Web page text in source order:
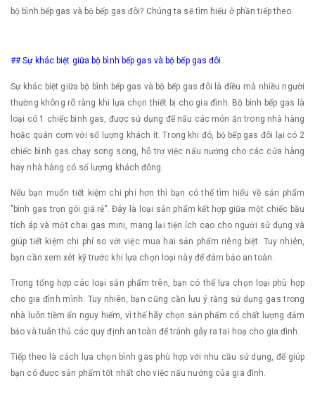
bộ bình bếp gas và bộ bếp gas đôi? Chúng ta sẽ tìm hiểu ở phần tiếp theo.
## Sự khác biệt giữa bộ bình bếp gas và bộ bếp gas đôi
Sự khác biệt giữa bộ bình bếp gas và bộ bếp gas đôi là điều mà nhiều người
thường không rõ ràng khi lựa chọn thiết bị cho gia đình. Bộ bình bếp gas là
loại có 1 chiếc bình gas, được sử dụng để nấu các món ăn trong nhà hàng
hoặc quán cơm với số lượng khách ít. Trong khi đó, bộ bếp gas đôi lại có 2
chiếc bình gas chạy song song, hỗ trợ việc nấu nướng cho các cửa hàng
hay nhà hàng có số lượng khách đông.
Nếu bạn muốn tiết kiệm chi phí hơn thì bạn có thể tìm hiểu về sản phẩm
"bình gas trọn gói giá rẻ". Đây là loại sản phẩm kết hợp giữa một chiếc bầu
tích áp và một chai gas mini, mang lại tiện ích cao cho người sử dụng và
giúp tiết kiệm chi phí so với việc mua hai sản phẩm riêng biệt. Tuy nhiên,
bạn cần xem xét kỹ trước khi lựa chọn loại này để đảm bảo an toàn.
Trong tổng hợp các loại sản phẩm trên, bạn có thể lựa chọn loại phù hợp
cho gia đình mình. Tuy nhiên, bạn cũng cần lưu ý rằng sử dụng gas trong
nhà luôn tiềm ẩn nguy hiểm, vì thế hãy chọn sản phẩm có chất lượng đảm
bảo và tuân thủ các quy định an toàn để tránh gây ra tai hoạ cho gia đình.
Tiếp theo là cách lựa chọn bình gas phù hợp với nhu cầu sử dụng, để giúp
bạn có được sản phẩm tốt nhất cho việc nấu nướng của gia đình.